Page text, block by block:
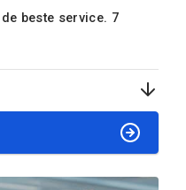
beste service. 7